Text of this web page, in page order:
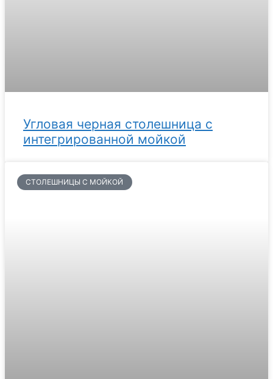
Угловая черная столешница с
интегрированной мойкой
СТОЛЕШНИЦЫ С МОЙКОЙ